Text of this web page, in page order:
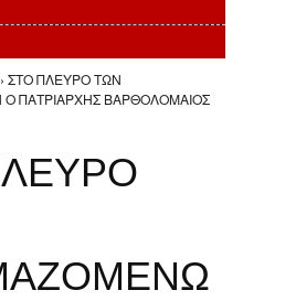
› ΣΤΟ ΠΛΕΥΡΟ ΤΩΝ
ΠΑΤΡΙΑΡΧΗΣ ΒΑΡΘΟΛΟΜΑΙΟΣ